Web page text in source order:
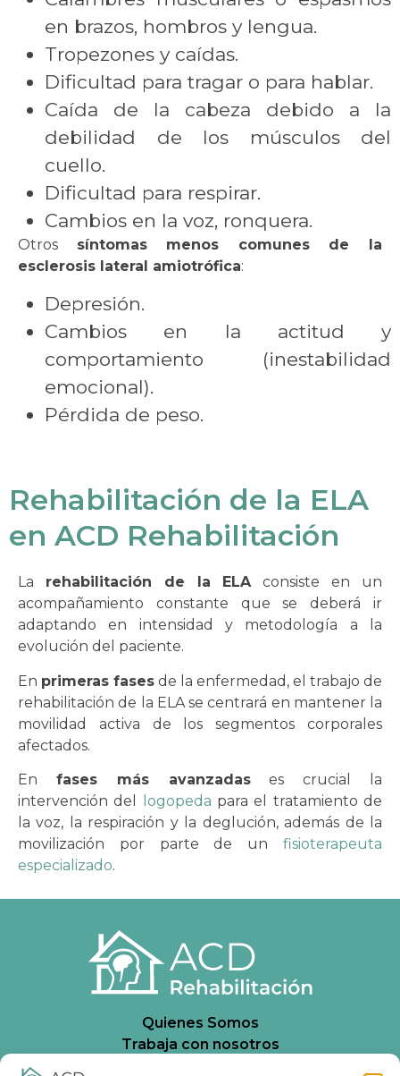
en brazos, hombros y lengua.
Tropezones y caídas.
Dificultad para tragar o para hablar.
Caída de la cabeza debido a la
debilidad de los músculos del
cuello.
Dificultad para respirar.
Cambios en la voz, ronquera.
Otros síntomas menos comunes de la
esclerosis lateral amiotrófica:
Depresión.
Cambios en la actitud y
comportamiento (inestabilidad
emocional).
Pérdida de peso.
Rehabilitación de la ELA
en ACD Rehabilitación
La rehabilitación de la ELAconsiste en un
acompañamiento constante que se deberá ir
adaptando en intensidad y metodología a la
evolución del paciente.
En primeras fases de la enfermedad, el trabajo de
rehabilitación de la ELA se centrará en mantener la
movilidad activa de los segmentos corporales
afectados.
En fases más avanzadases crucial la
intervención del
logopeda para el tratamiento de
la voz, la respiración y la deglución, además de la
movilización por parte de un fisioterapeuta
especializado.
Quienes Somos
Trabaja con nosotros